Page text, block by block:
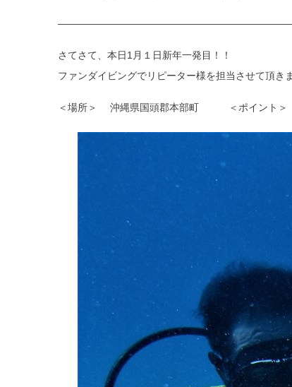
さてさて、本日1月１日新年一発目！！
ファンダイビングでリピーター様を担当させて頂き
＜場所＞ 沖縄県国頭郡本部町 ＜ポイント＞